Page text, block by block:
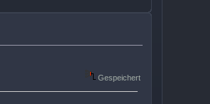
Gespeichert